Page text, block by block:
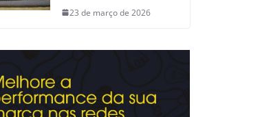
23 de março de 2026